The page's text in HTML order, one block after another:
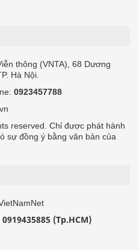
thông (VNTA), 68 Dương
Hà Nội.
0923457788
reserved. Chỉ được phát hành
sự đồng ý bằng văn bản của
0919435885 (Tp.HCM)